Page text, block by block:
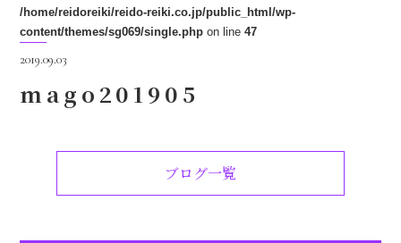
/home/reidoreiki/reido-reiki.co.jp/public_html/wp-
content/themes/sg069/single.php on line47
2019.09.03
mago201905
ブログ一覧